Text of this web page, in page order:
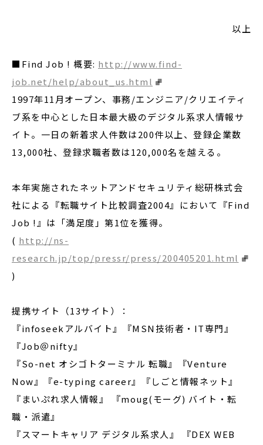
以上
■Find Job ! 概要: http://www.find-
job.net/help/about_us.html
1997年11月オープン、事務/エンジニア/クリエイティ
ブ系を中心とした日本最大級のデジタル系求人情報サ
イト。一日の新着求人件数は200件以上、登録企業数
13,000社、登録求職者数は120,000名を越える。
本年実施されたネットアンドセキュリティ総研株式会
社による『転職サイト比較調査2004』において『Find
Job !』は「満足度」第1位を獲得。
( http://ns-
research.jp/top/pressr/press/200405201.html
)
提携サイト（13サイト）：
『infoseekアルバイト』『MSN技術者・IT専門』
『Job＠nifty』
『So-net オシゴトターミナル 転職』『Venture
Now』『e-typing career』『しごと情報ネット』
『まいぷれ求人情報』 『moug(モーグ) バイト・転
職・派遣』
『スマートキャリア デジタル系求人』 『DEX WEB